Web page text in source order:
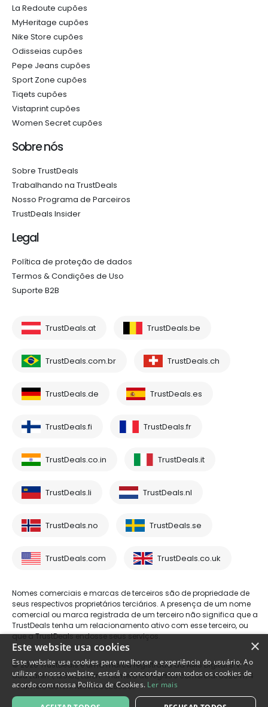
La Redoute cupões
MyHeritage cupões
Nike Store cupões
Odisseias cupões
Pepe Jeans cupões
Sport Zone cupões
Tiqets cupões
Vistaprint cupões
Women Secret cupões
Sobre nós
Sobre TrustDeals
Trabalhando na TrustDeals
Nosso Programa de Parceiros
TrustDeals Insider
Legal
Política de proteção de dados
Termos & Condições de Uso
Suporte B2B
TrustDeals.at TrustDeals.be
TrustDeals.com.br TrustDeals.ch
TrustDeals.de TrustDeals.es
TrustDeals.fi TrustDeals.fr
TrustDeals.co.in TrustDeals.it
TrustDeals.li TrustDeals.nl
TrustDeals.no TrustDeals.se
TrustDeals.com TrustDeals.co.uk
Nomes comerciais e marcas de terceiros são de propriedade de
seus respectivos proprietários terciários. A presença de um nome
comercial ou marca registrada de um terceiro não significa que a
TrustDeals tenha um relacionamento ativo com esse terceiro, ou
que a TrustDeals endosse seus serviços.
© 2026 TrustDeals é uma marca registrada da AMS Digital B.V. -
Oud Laren 1, 1251BL, Laren - número de registro comercial 80264174
- número de IVA: NL861609360B01
×
Este website usa cookies
Este website usa cookies para melhorar a experiência do usuário. Ao
utilizar o nosso website, estará a concordar com todos os cookies de
acordo com nossa Política de Cookies. Ler mais